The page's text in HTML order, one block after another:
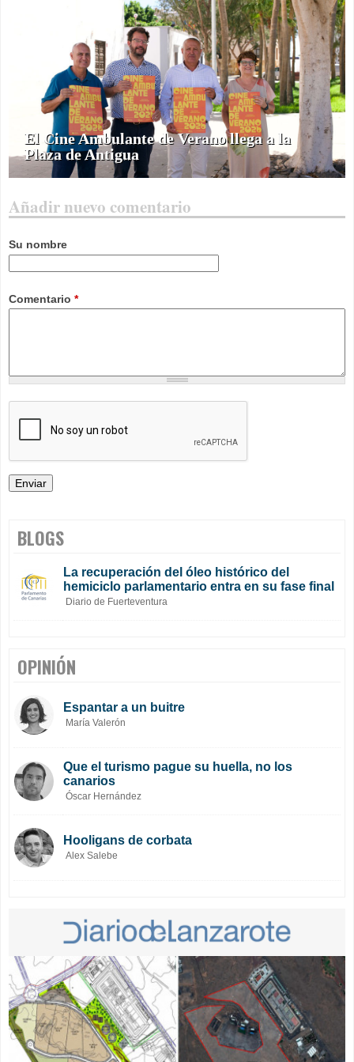
El Cine Ambulante de Verano llega a la
Plaza de Antigua
Añadir nuevo comentario
Su nombre
Comentario *
BLOGS
La recuperación del óleo histórico del
hemiciclo parlamentario entra en su fase final
Diario de Fuerteventura
OPINIÓN
Espantar a un buitre
María Valerón
Que el turismo pague su huella, no los
canarios
Óscar Hernández
Hooligans de corbata
Alex Salebe